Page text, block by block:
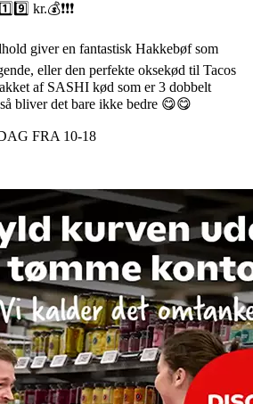
kr.💰❗❗❗
giver en fantastisk Hakkebøf som
eller den perfekte oksekød til Tacos
af SASHI kød som er 3 dobbelt
bliver det bare ikke bedre 😋😋
FRA 10-18